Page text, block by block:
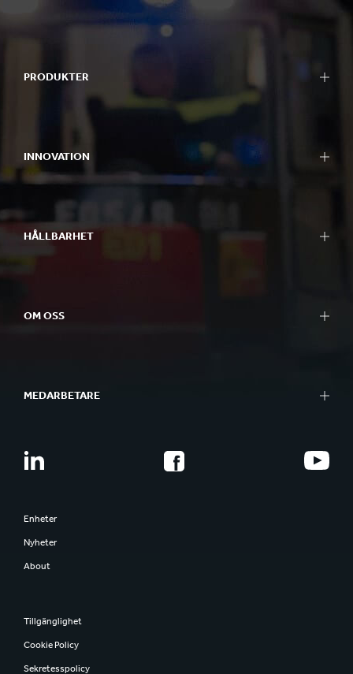
PRODUKTER
INNOVATION
HÅLLBARHET
OM OSS
MEDARBETARE
Enheter
Nyheter
About
Tillgänglighet
Cookie Policy
Sekretesspolicy